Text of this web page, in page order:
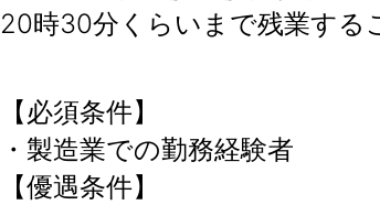
20時30分くらいまで残業する
【必須条件】
・製造業での勤務経験者
【優遇条件】